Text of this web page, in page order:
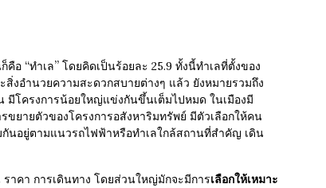
คือ “ทำเล” โดยคิดเป็นร้อยละ 25.9 ทั้งนี้ทำเลที่ตั้งของ
งอำนวยความสะดวกสบายต่างๆ แล้ว ยังหมายรวมถึง
มีโครงการน้อยใหญ่แข่งกันขึ้นเต็มไปหมด ในเมืองมี
ยายตัวของโครงการอสังหาริมทรัพย์ มีตัวเลือกให้คน
นอยู่ตามแนวรถไฟฟ้าหรือทำเลใกล้สถานที่สำคัญ เดิน
าคา การเดินทาง โดยส่วนใหญ่มักจะมีการเลือกให้เหมาะ